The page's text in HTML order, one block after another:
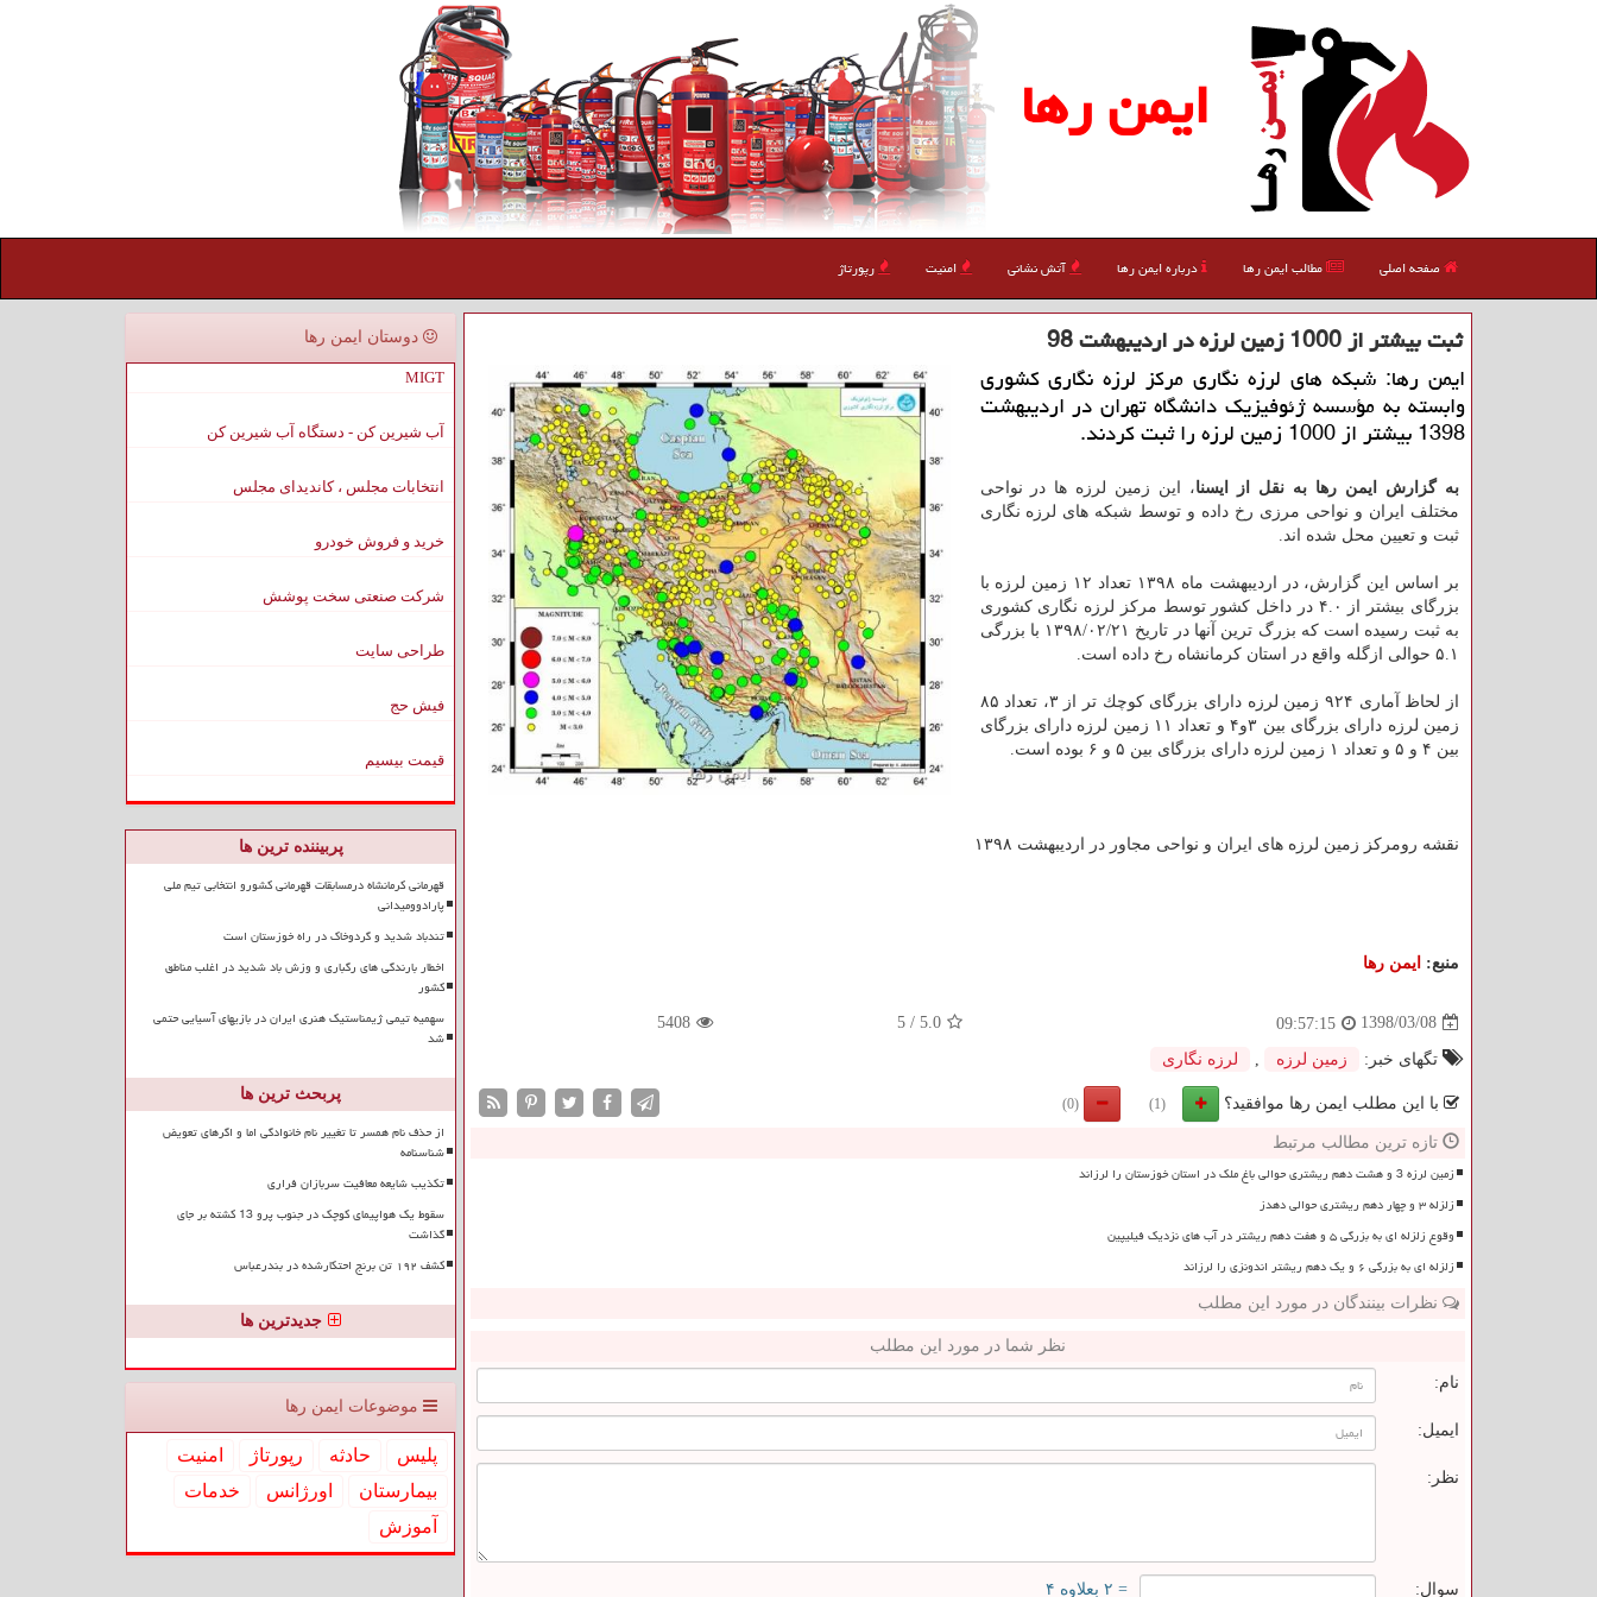
ایمن رها
صفحه اصلی مطالب ایمن رها درباره ایمن رها آتش نشانی امنیت رپورتاژ
ثبت بیشتر از 1000 زمین لرزه در اردیبهشت 98
ایمن رها: شبكه های لرزه نگاری مركز لرزه نگاری كشوری
وابسته به مؤسسه ژئوفیزیك دانشگاه تهران در اردیبهشت
1398 بیشتر از 1000 زمین لرزه را ثبت كردند.
به گزارش ایمن رها به نقل از ایسنا، این زمین لرزه ها در نواحی
مختلف ایران و نواحی مرزی رخ داده و توسط شبكه های لرزه نگاری
ثبت و تعیین محل شده اند.
بر اساس این گزارش، در اردیبهشت ماه ۱۳۹۸ تعداد ۱۲ زمین لرزه با
بزرگای بیشتر از ۴.۰ در داخل كشور توسط مركز لرزه نگاری كشوری
به ثبت رسیده است كه بزرگ ترین آنها در تاریخ ۲۱/‏۰۲/‏۱۳۹۸‬ با بزرگی
۵.۱ حوالی ازگله واقع در استان كرمانشاه رخ داده است.
از لحاظ آماری ۹۲۴ زمین لرزه دارای بزرگای كوچك تر از ۳، تعداد ۸۵
زمین لرزه دارای بزرگای بین ۳و۴ و تعداد ۱۱ زمین لرزه دارای بزرگای
بین ۴ و ۵ و تعداد ۱ زمین لرزه دارای بزرگای بین ۵ و ۶ بوده است.
نقشه رومركز زمین لرزه های ایران و نواحی مجاور در اردیبهشت ۱۳۹۸
منبع: ایمن رها
1398/03/08
09:57:15
5.0
/
5
5408
تگهای خبر: زمین لرزه لرزه نگاری
با این مطلب ایمن رها موافقید؟ (1)
(0)
تازه ترین مطالب مرتبط
زمین لرزه 3 و هشت دهم ریشتری حوالی باغ ملک در استان خوزستان را لرزاند
زلزله ۳ و چهار دهم ریشتری حوالی دهدز
وقوع زلزله ای به بزرگی ۵ و هفت دهم ریشتر در آب های نزدیک فیلیپین
زلزله ای به بزرگی ۶ و یک دهم ریشتر اندونزی را لرزاند
نظرات بینندگان در مورد این مطلب
نظر شما در مورد این مطلب
نام:
ایمیل:
نظر:
سوال: = ۲ بعلاوه ۴
دوستان ایمن رها
MIGT
آب شیرین کن - دستگاه آب شیرین کن
انتخابات مجلس ، کاندیدای مجلس
خرید و فروش خودرو
شرکت صنعتی سخت پوشش
طراحی سایت
فیش حج
قیمت بیسیم
پربیننده ترین ها
قهرمانی کرمانشاه درمسابقات قهرمانی کشورو انتخابی تیم ملی
پارادوومیدانی
تندباد شدید و گردوخاک در راه خوزستان است
اخطار بارندگی های رگباری و وزش باد شدید در اغلب مناطق
کشور
سهمیه تیمی ژیمناستیک هنری ایران در بازیهای آسیایی حتمی
شد
پربحث ترین ها
از حذف نام همسر تا تغییر نام خانوادگی اما و اگرهای تعویض
شناسنامه
تکذیب شایعه معافیت سربازان فراری
سقوط یک هواپیمای کوچک در جنوب پرو 13 کشته بر جای
گذاشت
کشف ۱۹۲ تن برنج احتکارشده در بندرعباس
جدیدترین ها
موضوعات ایمن رها
پلیس حادثه رپورتاژ
امنیت
بیمارستان
اورژانس
خدمات
آموزش